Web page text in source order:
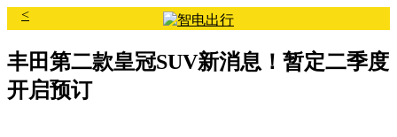
<
丰田第二款皇冠SUV新消息！暂定二季度
开启预订